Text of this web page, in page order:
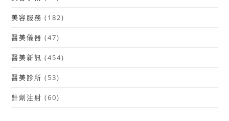
美容服務 (182)
醫美儀器 (47)
醫美新訊 (454)
醫美診所 (53)
針劑注射 (60)